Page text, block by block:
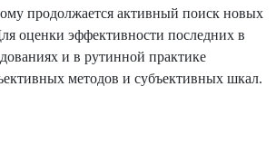
продолжается активный поиск новых
оценки эффективности последних в
и в рутинной практике
методов и субъективных шкал.